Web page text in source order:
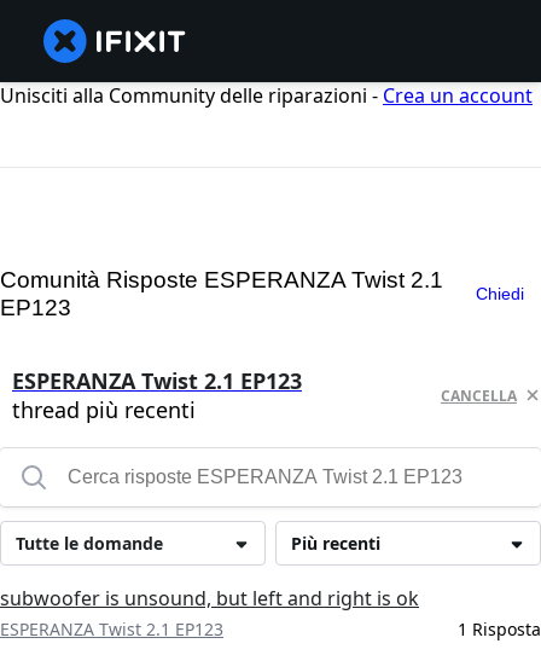
Unisciti alla Community delle riparazioni - Crea un account
Comunità Risposte ESPERANZA Twist 2.1
EP123
Chiedi
ESPERANZA Twist 2.1 EP123
thread più recenti
CANCELLA
Più recenti
Tutte le domande
subwoofer is unsound, but left and right is ok
ESPERANZA Twist 2.1 EP123 1 Risposta